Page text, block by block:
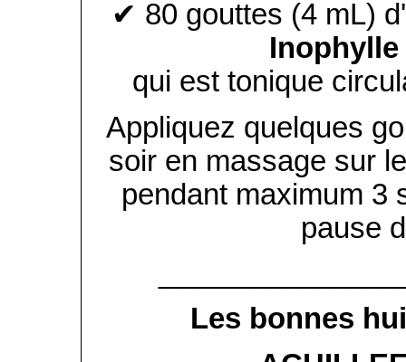
✔ 80 gouttes (4 mL)
Inophylle
qui est tonique
Appliquez quelques
soir en massage sur
pendant maximum 3
pause
Les bonnes